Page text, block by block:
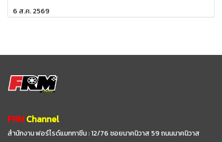
6 ส.ค. 2569
FRMChannel
สำนักงาน ฟอร์ไรด์แมกกาซีน : 12/76 ซอยนาคนิวาส 59ถนนนาคนิวาส